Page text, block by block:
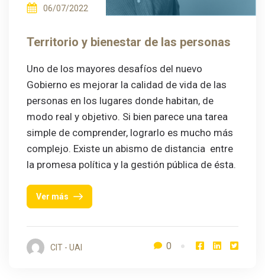
06/07/2022
Territorio y bienestar de las personas
Uno de los mayores desafíos del nuevo
Gobierno es mejorar la calidad de vida de las
personas en los lugares donde habitan, de
modo real y objetivo. Si bien parece una tarea
simple de comprender, lograrlo es mucho más
complejo. Existe un abismo de distancia entre
la promesa política y la gestión pública de ésta.
Ver más
CIT - UAI 0